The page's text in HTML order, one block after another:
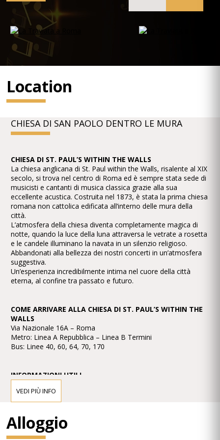
Location
CHIESA DI SAN PAOLO DENTRO LE MURA
CHIESA DI ST. PAUL’S WITHIN THE WALLS
La chiesa anglicana di St. Paul within the Walls, risalente al XIX
secolo, si trova nel centro di Roma ed è sempre stata sede di
musicisti e cantanti di musica classica grazie alla sua
eccellente acustica. Costruita nel 1873, è stata la prima chiesa
romana non cattolica edificata all’interno delle mura della
città.
L’atmosfera della chiesa diventa completamente magica di
notte, quando la luce della luna attraversa le vetrate a rosetta
e le candele illuminano la navata in un silenzio religioso.
Abbandonati alla bellezza dei nostri concerti in un’atmosfera
suggestiva.
Un’esperienza incredibilmente intima nel cuore della città
eterna, al confine tra passato e futuro.
COME ARRIVARE ALLA CHIESA DI ST. PAUL’S WITHIN THE
WALLS
Via Nazionale 16A – Roma
Metro: Linea A Repubblica – Linea B Termini
Bus: Linee 40, 60, 64, 70, 170
INFORMAZIONI UTILI
Per garantirti il miglior posto nella tua categoria, ti
consigliamo di arrivare ai concerti almeno 30 minuti prima
Nessun codice di abbigliamento richiesto.
Toilette: sì
VEDI PIÙ INFO
Alloggio